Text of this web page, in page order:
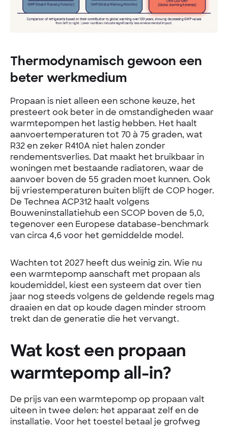
Thermodynamisch gewoon een
beter werkmedium
Propaan is niet alleen een schone keuze, het
presteert ook beter in de omstandigheden waar
warmtepompen het lastig hebben. Het haalt
aanvoertemperaturen tot 70 à 75 graden, wat
R32 en zeker R410A niet halen zonder
rendementsverlies. Dat maakt het bruikbaar in
woningen met bestaande radiatoren, waar de
aanvoer boven de 55 graden moet kunnen. Ook
bij vriestemperaturen buiten blijft de COP hoger.
De Technea ACP312 haalt volgens
Bouweninstallatiehub een SCOP boven de 5,0,
tegenover een Europese database-benchmark
van circa 4,6 voor het gemiddelde model.
Wachten tot 2027 heeft dus weinig zin. Wie nu
een warmtepomp aanschaft met propaan als
koudemiddel, kiest een systeem dat over tien
jaar nog steeds volgens de geldende regels mag
draaien en dat op koude dagen minder stroom
trekt dan de generatie die het vervangt.
Wat kost een propaan
warmtepomp all-in?
De prijs van een warmtepomp op propaan valt
uiteen in twee delen: het apparaat zelf en de
installatie. Voor het toestel betaal je grofweg